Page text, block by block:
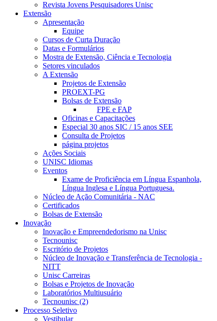
Revista Jovens Pesquisadores Unisc
Extensão
Apresentação
Equipe
Cursos de Curta Duração
Datas e Formulários
Mostra de Extensão, Ciência e Tecnologia
Setores vinculados
A Extensão
Projetos de Extensão
PROEXT-PG
Bolsas de Extensão
FPE e FAP
Oficinas e Capacitações
Especial 30 anos SIC / 15 anos SEE
Consulta de Projetos
página projetos
Ações Sociais
UNISC Idiomas
Eventos
Exame de Proficiência em Língua Espanhola,
Língua Inglesa e Língua Portuguesa.
Núcleo de Ação Comunitária - NAC
Certificados
Bolsas de Extensão
Inovação
Inovação e Empreendedorismo na Unisc
Tecnounisc
Escritório de Projetos
Núcleo de Inovação e Transferência de Tecnologia -
NITT
Unisc Carreiras
Bolsas e Projetos de Inovação
Laboratórios Multiusuário
Tecnounisc (2)
Processo Seletivo
Vestibular